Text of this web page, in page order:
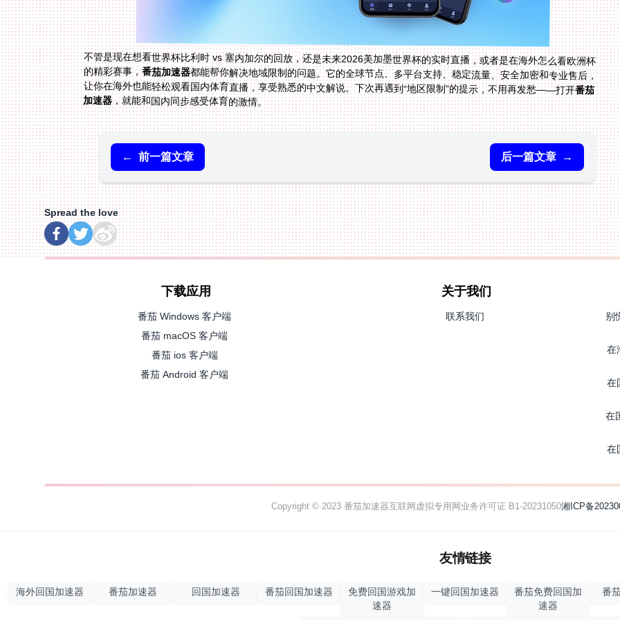
不管是现在想看世界杯比利时 vs 塞内加尔的回放，还是未来2026美加墨世界杯的实时直播，或者是在海外怎么看欧洲杯
的精彩赛事，番茄加速器都能帮你解决地域限制的问题。它的全球节点、多平台支持、稳定流量、安全加密和专业售后，
让你在海外也能轻松观看国内体育直播，享受熟悉的中文解说。下次再遇到“地区限制”的提示，不用再发愁——打开番茄
加速器，就能和国内同步感受体育的激情。
← 前一篇文章 后一篇文章 →
Spread the love
下载应用
番茄 Windows 客户端
番茄 macOS 客户端
番茄 ios 客户端
番茄 Android 客户端
关于我们
联系我们 别
在
在
在
在
Copyright © 2023 番茄加速器互联网虚拟专用网业务许可证 B1-20231050湘ICP备
友情链接
海外回国加速器 番茄加速器 回国加速器 番茄回国加速器
免费回国游戏加
速器
一键回国加速器
番茄免费回国加
速器
番